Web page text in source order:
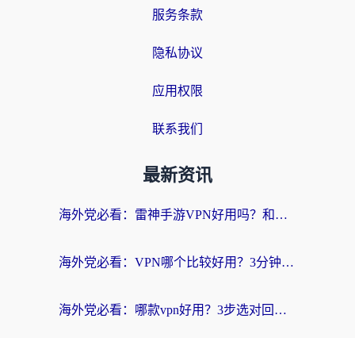
服务条款
隐私协议
应用权限
联系我们
最新资讯
海外党必看：雷神手游VPN好用吗？和天速回国VPN对比哪个回国效果更好？附实用加速器选择指南
海外党必看：VPN哪个比较好用？3分钟找到适合你的回国加速方案
海外党必看：哪款vpn好用？3步选对回国加速器，无缝刷剧玩游戏